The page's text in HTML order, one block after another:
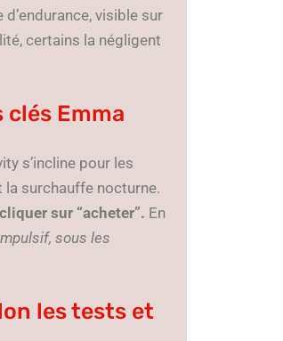
visible sur
certains la négligent
Emma
s’incline pour les
la surchauffe nocturne.
sur “acheter”. En
sous les
les tests et